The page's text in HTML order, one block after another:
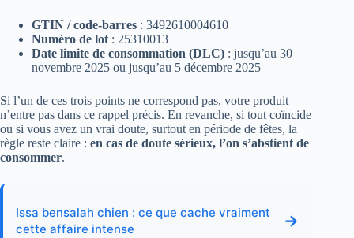
GTIN / code‑barres : 3492610004610
Numéro de lot : 25310013
Date limite de consommation (DLC) : jusqu’au 30
novembre 2025 ou jusqu’au 5 décembre 2025
Si l’un de ces trois points ne correspond pas, votre produit
n’entre pas dans ce rappel précis. En revanche, si tout coïncide
ou si vous avez un vrai doute, surtout en période de fêtes, la
règle reste claire : en cas de doute sérieux, l’on s’abstient de
consommer.
Issa bensalah chien : ce que cache vraiment
cette affaire intense
→